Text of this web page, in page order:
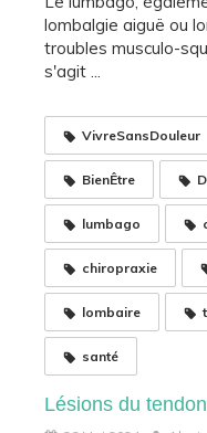
lombalgie aiguë ou
troubles musculo-
s'agit ...
VivreSansDouleur
BienÊtre
lumbago
chiropraxie
lombaire
santé
Lésions du